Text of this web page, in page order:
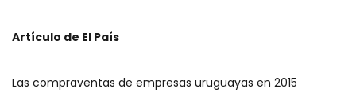
Artículo de El País
Las compraventas de empresas uruguayas en 2015